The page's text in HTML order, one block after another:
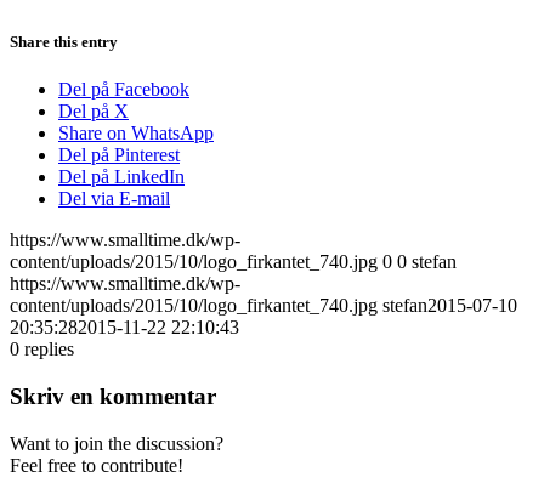
Share this entry
Del på Facebook
Del på X
Share on WhatsApp
Del på Pinterest
Del på LinkedIn
Del via E-mail
https://www.smalltime.dk/wp-
content/uploads/2015/10/logo_firkantet_740.jpg 0 0 stefan
https://www.smalltime.dk/wp-
content/uploads/2015/10/logo_firkantet_740.jpg stefan2015-07-10
20:35:282015-11-22 22:10:43
0 replies
Skriv en kommentar
Want to join the discussion?
Feel free to contribute!